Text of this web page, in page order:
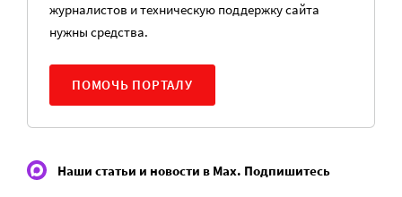
журналистов и техническую поддержку сайта
нужны средства.
ПОМОЧЬ ПОРТАЛУ
Наши статьи и новости в Max. Подпишитесь